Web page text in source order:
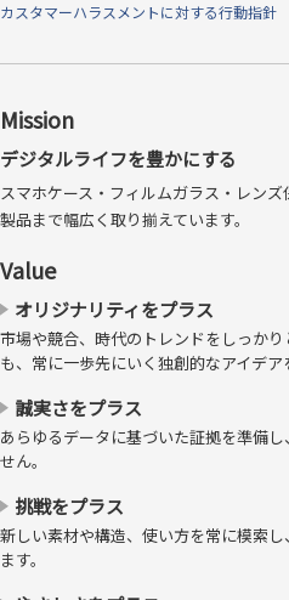
ンチグレア（反射防止）※仕様により
貼り付け時に気泡が入ってしまった
カスタマーハラスメントに対する行動指針
Mission
デジタルライフを豊かにする
スマホケース・フィルムガラス・レン
製品まで幅広く取り揃えています。
Value
オリジナリティをプラス
市場や競合、時代のトレンドをしっか
も、常に一歩先にいく独創的なアイデア
誠実さをプラス
あらゆるデータに基づいた証拠を準備
せん。
挑戦をプラス
新しい素材や構造、使い方を常に模索
ます。